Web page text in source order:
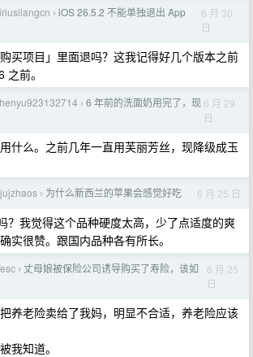
› iOS 26.5.2 不能单独退出 App
6 月 30
日
买项目」里面退吗？这我记得好几个版本之前
前。
› 6 年前的洗面奶用完了，现 6 月 29
日
什么。之前几年一直用芙丽芳丝，现降级成玉
› 为什么新西兰的苹果会感觉好吃 6 月 25 日
？我觉得这个品种硬度太高，少了点适度的爽
实很赞。跟国内品种各有所长。
› 丈母娘被保险公司诱导购买了寿险，该如
6 月 25
日
养老险卖给了我妈，明显不合适，养老险应该
我知道。